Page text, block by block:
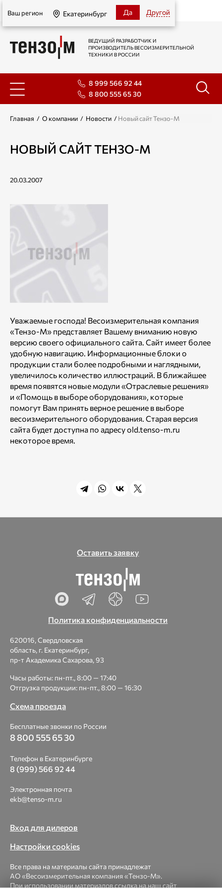
Екатеринбург
Ваш регион Екатеринбург Да Другой
ВЕДУЩИЙ РАЗРАБОТЧИК И
ПРОИЗВОДИТЕЛЬ ВЕСОИЗМЕРИТЕЛЬНОЙ
ТЕХНИКИ В РОССИИ
8 999 566 92 44
8 800 555 65 30
Главная / О компании / Новости /Новый сайт Тензо-М
НОВЫЙ САЙТ ТЕНЗО-М
20.03.2007
Уважаемые господа! Весоизмерительная компания
«Тензо-М» представляет Вашему вниманию новую
версию своего официального сайта. Сайт имеет более
удобную навигацию. Информационные блоки о
продукции стали более подробными и наглядными,
увеличилось количество иллюстраций. В ближайшее
время появятся новые модули «Отраслевые решения»
и «Помощь в выборе оборудования», которые
помогут Вам принять верное решение в выборе
весоизмерительного оборудования. Старая версия
сайта будет доступна по адресу old.tenso-m.ru
некоторое время.
Оставить заявку
Политика конфиденциальности
620016, Свердловская
область, г. Екатеринбург,
пр-т Академика Сахарова, 93
Часы работы: пн-пт., 8:00 — 17:40
Отгрузка продукции: пн-пт., 8:00 — 16:30
Схема проезда
Бесплатные звонки по России
8 800 555 65 30
Телефон в Екатеринбурге
8 (999) 566 92 44
Электронная почта
ekb@tenso-m.ru
Вход для дилеров
Настройки cookies
Все права на материалы сайта принадлежат
АО «Весоизмерительная компания «Тензо-М».
При использовании материалов ссылка на наш сайт